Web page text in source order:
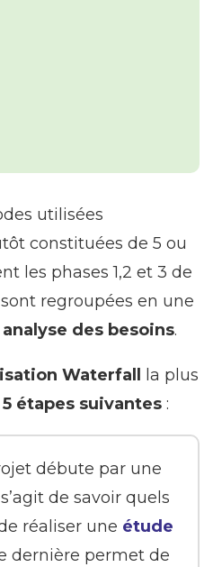
utilisées
constituées de 5 ou
les phases 1,2 et 3 de
regroupées en une
analyse des besoins.
Waterfall la plus
5 étapes suivantes :
débute par une
s’agit de savoir quels
réaliser une étude
dernière permet de